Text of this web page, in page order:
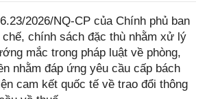
2026/NQ-CP của Chính phủ ban
chính sách đặc thù nhằm xử lý
mắc trong pháp luật về phòng,
nhằm đáp ứng yêu cầu cấp bách
cam kết quốc tế về trao đổi thông